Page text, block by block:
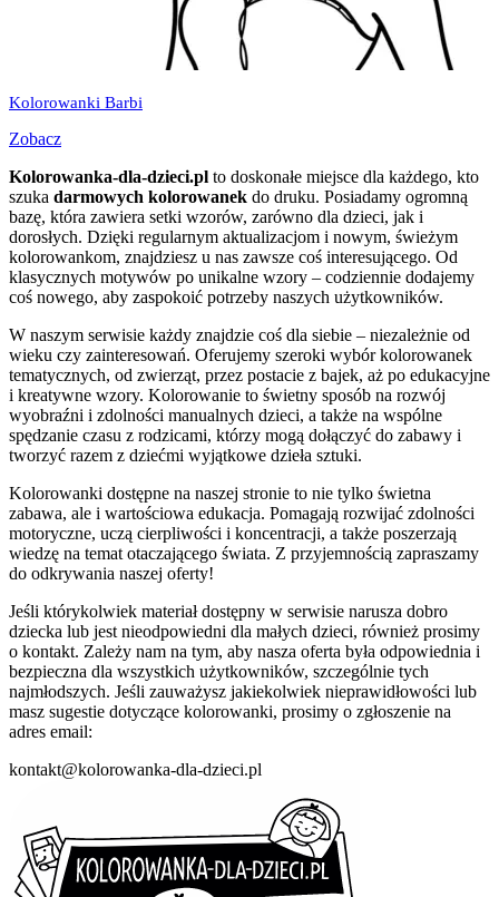
Kolorowanki Barbi
Zobacz
Kolorowanka-dla-dzieci.pl to doskonałe miejsce dla każdego, kto
szuka darmowych kolorowanek do druku. Posiadamy ogromną
bazę, która zawiera setki wzorów, zarówno dla dzieci, jak i
dorosłych. Dzięki regularnym aktualizacjom i nowym, świeżym
kolorowankom, znajdziesz u nas zawsze coś interesującego. Od
klasycznych motywów po unikalne wzory – codziennie dodajemy
coś nowego, aby zaspokoić potrzeby naszych użytkowników.
W naszym serwisie każdy znajdzie coś dla siebie – niezależnie od
wieku czy zainteresowań. Oferujemy szeroki wybór kolorowanek
tematycznych, od zwierząt, przez postacie z bajek, aż po edukacyjne
i kreatywne wzory. Kolorowanie to świetny sposób na rozwój
wyobraźni i zdolności manualnych dzieci, a także na wspólne
spędzanie czasu z rodzicami, którzy mogą dołączyć do zabawy i
tworzyć razem z dziećmi wyjątkowe dzieła sztuki.
Kolorowanki dostępne na naszej stronie to nie tylko świetna
zabawa, ale i wartościowa edukacja. Pomagają rozwijać zdolności
motoryczne, uczą cierpliwości i koncentracji, a także poszerzają
wiedzę na temat otaczającego świata. Z przyjemnością zapraszamy
do odkrywania naszej oferty!
Jeśli którykolwiek materiał dostępny w serwisie narusza dobro
dziecka lub jest nieodpowiedni dla małych dzieci, również prosimy
o kontakt. Zależy nam na tym, aby nasza oferta była odpowiednia i
bezpieczna dla wszystkich użytkowników, szczególnie tych
najmłodszych. Jeśli zauważysz jakiekolwiek nieprawidłowości lub
masz sugestie dotyczące kolorowanki, prosimy o zgłoszenie na
adres email:
kontakt@kolorowanka-dla-dzieci.pl